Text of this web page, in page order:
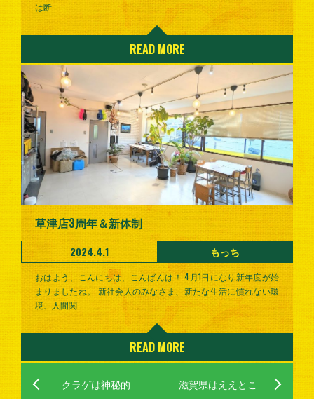
は断
READ MORE
草津店3周年＆新体制
2024.4.1 もっち
おはよう、こんにちは、こんばんは！ 4月1日になり新年度が始
まりましたね。 新社会人のみなさま、新たな生活に慣れない環
境、人間関
READ MORE
滋賀県はええとこ
クラゲは神秘的